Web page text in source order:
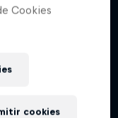
Cookies
cookies